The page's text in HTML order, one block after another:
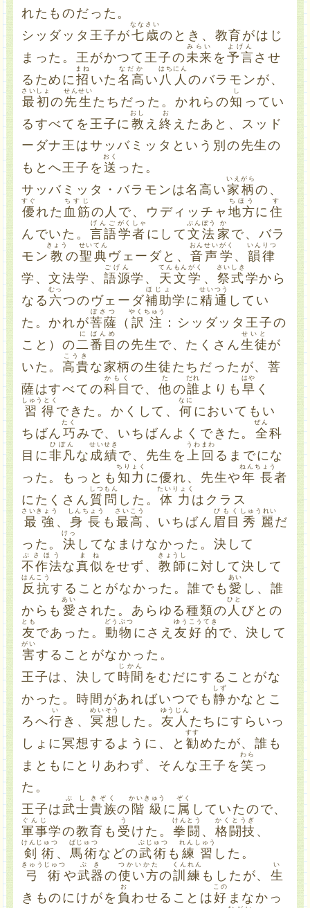
れたものだった。
シッダッタ王子が七
なな
歳
さい
のとき、教育がはじ
まった。王がかつて王子の未来
みらい
を予言
よげん
させ
るために招
まね
いた名高
なだか
い 八
はち
人
にん
のバラモンが、
最初
さいしょ
の先生
せんせい
たちだった。かれらの知
し
ってい
るすべてを王子に 教
おし
え 終
お
えたあと、スッド
ーダナ王はサッバミッタという別の先生の
もとへ王子を送
おく
った。
サッバミッタ・バラモンは名高い家柄
いえがら
の、
優
すぐ
れた 血筋
ちすじ
の人で、ウディッチャ 地方
ちほう
に 住
す
んでいた。 言語
げんご
学者
がくしゃ
にして文法
ぶんぽう
家
か
で、バラ
モン 教
きょう
の聖典
せいてん
ヴェーダと、 音声
おんせい
学
がく
、韻律
いんりつ
学、文法学、 語源
ごげん
学、 天文学
てんもんがく
、 祭式
さいしき
学から
なる 六
むっ
つのヴェーダ補助
ほじょ
学に精通
せいつう
してい
た。かれが菩薩
ぼさつ
（ 訳注
やくちゅう
：シッダッタ王子の
こと）の二
に
番目
ばんめ
の先生で、たくさん生徒
せいと
が
いた。 高貴
こうき
な家柄の生徒たちだったが、菩
薩はすべての科目
かもく
で、 他
た
の誰
だれ
よりも 早
はや
く
習得
しゅうとく
できた。かくして、何
なに
においてもい
ちばん巧
たく
みで、いちばんよくできた。 全
ぜん
科
目に非凡
ひぼん
な 成績
せいせき
で、先生を 上回
うわまわ
るまでにな
った。もっとも 知力
ちりょく
に優れ、先生や年長
ねんちょう
者
にたくさん質問
しつもん
した。 体力
たいりょく
はクラス
最強
さいきょう
、 身長
しんちょう
も 最高
さいこう
、いちばん 眉目
びもく
秀麗
しゅうれい
だ
った。 決
けっ
してなまけなかった。決して
不作法
ぶさほう
な真似
まね
をせず、 教師
きょうし
に対して決して
反抗
はんこう
することがなかった。誰でも 愛
あい
し、誰
からも 愛
あい
された。あらゆる種類の 人
ひと
びとの
友
とも
であった。 動物
どうぶつ
にさえ友好
ゆうこう
的
てき
で、決して
害
がい
することがなかった。
王子は、決して 時間
じかん
をむだにすることがな
かった。時間があればいつでも静
しず
かなとこ
ろへ行
い
き、 冥
めい
想
そう
した。 友人
ゆうじん
たちにすらいっ
しょに冥想するように、と 勧
すす
めたが、誰も
まともにとりあわず、そんな王子を笑
わら
っ
た。
王子は武士
ぶし
貴族
きぞく
の 階級
かいきゅう
に 属
ぞく
していたので、
軍事
ぐんじ
学の教育も 受
う
けた。 拳闘
けんとう
、 格闘技
かくとうぎ
、
剣術
けんじゅつ
、 馬術
ばじゅつ
などの武術
ぶじゅつ
も 練習
れんしゅう
した。
弓術
きゅうじゅつ
や武器
ぶき
の使い方
つかいかた
の訓練
くんれん
もしたが、 生
い
きものにけがを 負
お
わせることは好
この
まなかっ